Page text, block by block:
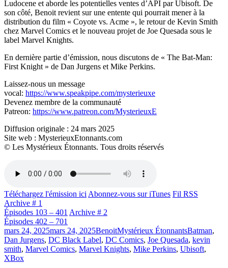
Ludocene et aborde les potentielles ventes d’API par Ubisoft. De
son côté, Benoit revient sur une entente qui pourrait mener à la
distribution du film « Coyote vs. Acme », le retour de Kevin Smith
chez Marvel Comics et le nouveau projet de Joe Quesada sous le
label Marvel Knights.
En dernière partie d’émission, nous discutons de « The Bat-Man:
First Knight » de Dan Jurgens et Mike Perkins.
Laissez-nous un message
vocal: https://www.speakpipe.com/mysterieuxe
Devenez membre de la communauté
Patreon: https://www.patreon.com/MysterieuxE
Diffusion originale : 24 mars 2025
Site web : MysterieuxEtonnants.com
© Les Mystérieux Étonnants. Tous droits réservés
Téléchargez l'émission ici Abonnez-vous sur iTunes Fil RSS
Archive # 1
Épisodes 103 – 401 Archive # 2
Épisodes 402 – 701
Publié
le
mars 24, 2025mars 24, 2025BenoitCatégories
Mystérieux ÉtonnantsÉtiquettes
Batman,
Dan Jurgens, DC Black Label, DC Comics, Joe Quesada, kevin
smith, Marvel Comics, Marvel Knights, Mike Perkins, Ubisoft,
XBox